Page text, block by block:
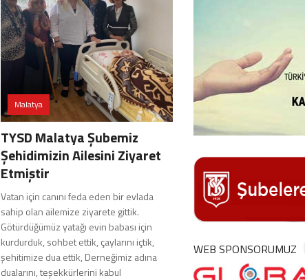
Malatya
TYSD Malatya Şubemiz
Şehidimizin Ailesini Ziyaret
Etmiştir
Vatan için canını feda eden bir evlada
sahip olan ailemize ziyarete gittik.
Götürdüğümüz yatağı evin babası için
kurdurduk, sohbet ettik, çaylarını içtik,
şehitimize dua ettik, Derneğimiz adına
dualarını, teşekkürlerini kabul
WEB SPONSORUMUZ